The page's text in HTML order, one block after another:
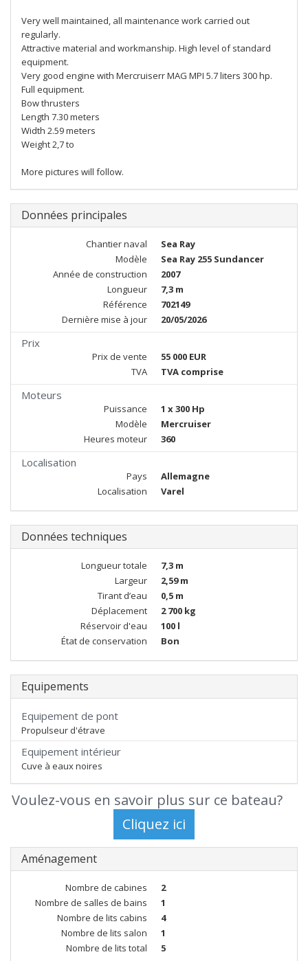
Very well maintained, all maintenance work carried out
regularly.
Attractive material and workmanship. High level of standard
equipment.
Very good engine with Mercruiserr MAG MPI 5.7 liters 300 hp.
Full equipment.
Bow thrusters
Length 7.30 meters
Width 2.59 meters
Weight 2,7 to
More pictures will follow.
Données principales
Chantier naval
Sea Ray
Modèle
Sea Ray 255 Sundancer
Année de construction
2007
Longueur
7,3 m
Référence
702149
Dernière mise à jour
20/05/2026
Prix
Prix de vente
55 000 EUR
TVA
TVA comprise
Moteurs
Puissance
1 x 300 Hp
Modèle
Mercruiser
Heures moteur
360
Localisation
Pays
Allemagne
Localisation
Varel
Données techniques
Longueur totale
7,3 m
Largeur
2,59 m
Tirant d’eau
0,5 m
Déplacement
2 700 kg
Réservoir d'eau
100 l
État de conservation
Bon
Equipements
Equipement de pont
Propulseur d'étrave
Equipement intérieur
Cuve à eaux noires
Voulez-vous en savoir plus sur ce bateau?
Aménagement
Nombre de cabines
2
Nombre de salles de bains
1
Nombre de lits cabins
4
Nombre de lits salon
1
Nombre de lits total
5